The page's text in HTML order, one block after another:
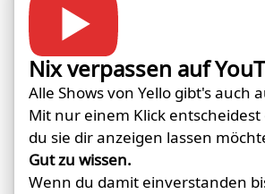
Nix verpassen auf
Alle Shows von Yello gibt's auch
Mit nur einem Klick
du sie dir anzeigen lassen
Gut zu wissen.
Wenn du damit einverstanden